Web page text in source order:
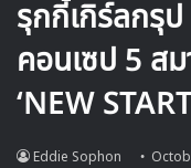
‘Frozen 2’เป็นภาพยน
ภัยของตัวละครที่ต่อเ
‘Frozen’Walt
2013
: ทีเซอร์เพลง Into